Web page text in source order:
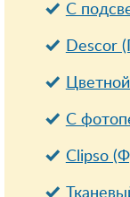
С
Descor
С
Clipso